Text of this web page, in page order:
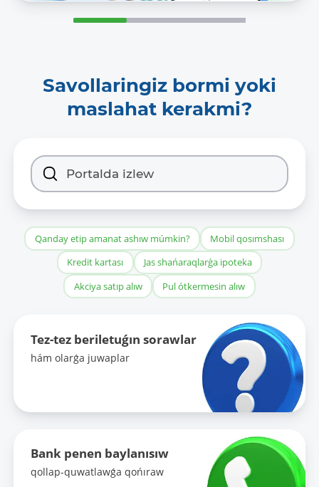
Savollaringiz bormi yoki
maslahat kerakmi?
Qanday etip amanat ashıw múmkin?
Mobil qosımshası
Kredit kartası
Jas shańaraqlarǵa ipoteka
Akciya satıp alıw
Pul ótkermesin alıw
Tez-tez beriletuǵın sorawlar
hám olarǵa juwaplar
Bank penen baylanısıw
qollap-quwatlawǵa qońıraw